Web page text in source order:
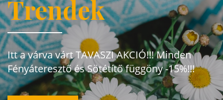
Trendek
Itt a várva várt TAVASZI AKCIÓ!!! Minden
Fényáteresztő és Sötétítő függöny -15%!!!